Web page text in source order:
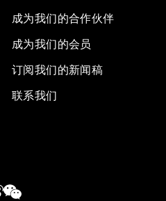
成为我们的合作伙伴
成为我们的会员
订阅我们的新闻稿
联系我们